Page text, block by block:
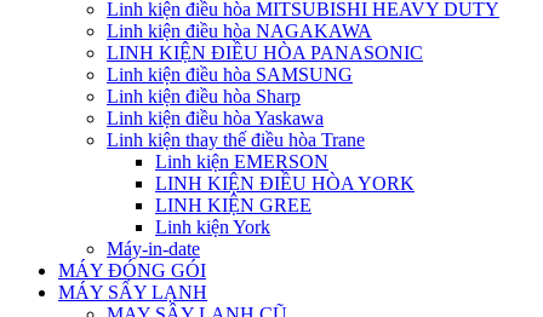
Linh kiện điều hòa MITSUBISHI HEAVY DUTY
Linh kiện điều hòa NAGAKAWA
LINH KIỆN ĐIỀU HÒA PANASONIC
Linh kiện điều hòa SAMSUNG
Linh kiện điều hòa Sharp
Linh kiện điều hòa Yaskawa
Linh kiện thay thế điều hòa Trane
Linh kiện EMERSON
LINH KIỆN ĐIỀU HÒA YORK
LINH KIỆN GREE
Linh kiện York
Máy-in-date
MÁY ĐÓNG GÓI
MÁY SẤY LẠNH